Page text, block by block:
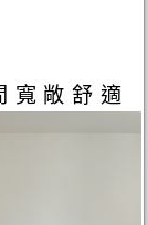
寬敞舒適